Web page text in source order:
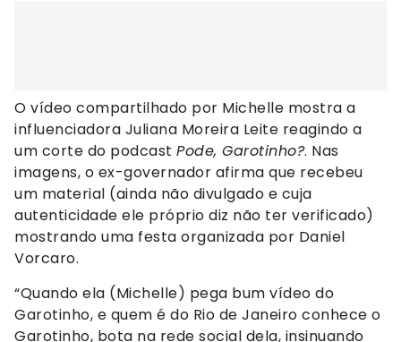
O vídeo compartilhado por Michelle mostra a
influenciadora Juliana Moreira Leite reagindo a
um corte do podcast Pode, Garotinho?. Nas
imagens, o ex-governador afirma que recebeu
um material (ainda não divulgado e cuja
autenticidade ele próprio diz não ter verificado)
mostrando uma festa organizada por Daniel
Vorcaro.
“Quando ela (Michelle) pega bum vídeo do
Garotinho, e quem é do Rio de Janeiro conhece o
Garotinho, bota na rede social dela, insinuando